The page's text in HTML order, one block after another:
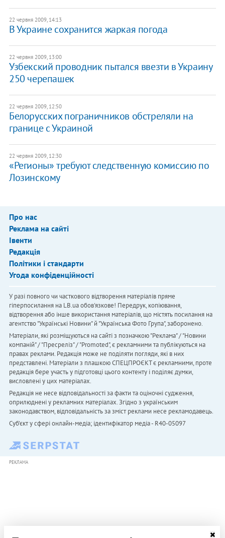
22 червня 2009, 14:13
В Украине сохранится жаркая погода
22 червня 2009, 13:00
Узбекский проводник пытался ввезти в Украину
250 черепашек
22 червня 2009, 12:50
Белорусских пограничников обстреляли на
границе с Украиной
22 червня 2009, 12:30
«Регионы» требуют следственную комиссию по
Лозинскому
Про нас
Реклама на сайті
Івенти
Редакція
Політики і стандарти
Угода конфіденційності
У разі повного чи часткового відтворення матеріалів пряме
гіперпосилання на LB.ua обов'язкове! Передрук, копіювання,
відтворення або інше використання матеріалів, що містять посилання на
агентство "Українськi Новини" й "Українська Фото Група", заборонено.
Матеріали, які розміщуються на сайті з позначкою "Реклама" / "Новини
компаній" / "Пресреліз" / "Promoted", є рекламними та публікуються на
правах реклами. Редакція може не поділяти погляди, які в них
представлені. Матеріали з плашкою СПЕЦПРОЄКТ є рекламними, проте
редакція бере участь у підготовці цього контенту і поділяє думки,
висловлені у цих матеріалах.
Редакція не несе відповідальності за факти та оціночні судження,
оприлюднені у рекламних матеріалах. Згідно з українським
законодавством, відповідальність за зміст реклами несе рекламодавець.
Cуб'єкт у сфері онлайн-медіа; ідентифікатор медіа - R40-05097
РЕКЛАМА